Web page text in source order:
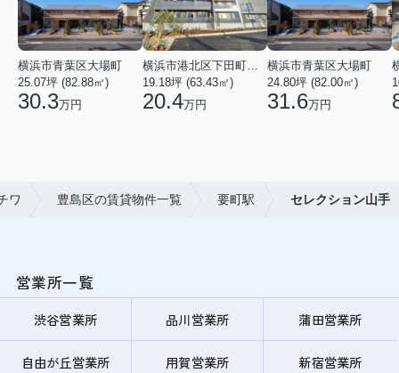
横浜市青葉区大場町
25.07坪 (82.88㎡)
30.3万円
19.18坪 (63.43㎡)
20.4万円
横浜市青葉区大場町
24.80坪 (82.00㎡)
31.6万円
ワ 豊島区の賃貸物件一覧 要町駅 セレクション山手
営業所一覧
渋谷営業所 品川営業所 蒲田営業所
自由が丘営業所 用賀営業所 新宿営業所